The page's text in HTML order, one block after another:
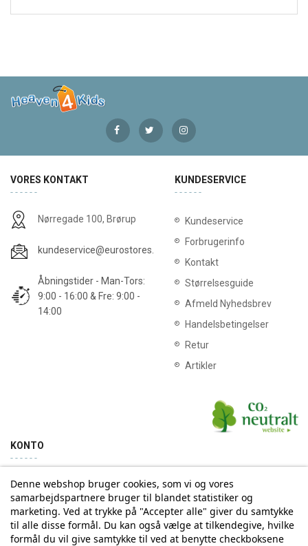
VORES KONTAKT
Nørregade 100, Brørup
kundeservice@eurostores.dk
Åbningstider - Man-Tors:
9:00 - 16:00 & Fre: 9:00 -
14:00
KUNDESERVICE
Kundeservice
Forbrugerinfo
Kontakt
Størrelsesguide
Afmeld Nyhedsbrev
Handelsbetingelser
Retur
Artikler
KONTO
Min konto Ordrehistorik
Tilmelding til Nyhedsbrev
Denne webshop bruger cookies, som vi og vores
samarbejdspartnere bruger til blandet statistiker og
marketing. Ved at trykke på "Accepter alle" giver du samtykke
til alle disse formål. Du kan også vælge at tilkendegive, hvilke
formål du vil give samtykke til ved at benytte checkboksene